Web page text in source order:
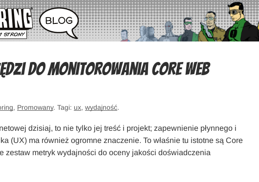
do monitorowania Core Web
, Promowany. Tagi: ux, wydajność.
dzisiaj, to nie tylko jej treść i projekt; zapewnienie płynnego i
(UX) ma również ogromne znaczenie. To właśnie tu istotne są Core
zestaw metryk wydajności do oceny jakości doświadczenia